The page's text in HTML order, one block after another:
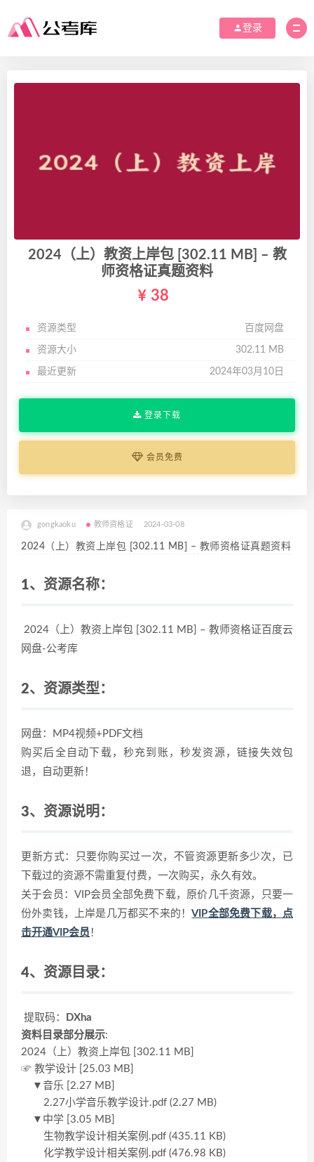
登录
2024（上）教资上岸包 [302.11 MB] – 教
师资格证真题资料
38
资源类型 百度网盘
资源大小 302.11 MB
最近更新 2024年03月10日
登录下载
会员免费
gongkaoku 教师资格证 2024-03-08
2024（上）教资上岸包 [302.11 MB] – 教师资格证真题资料
1、资源名称：
2024（上）教资上岸包 [302.11 MB] – 教师资格证百度云
网盘-公考库
2、资源类型：
网盘：MP4视频+PDF文档
购买后全自动下载，秒充到账，秒发资源，链接失效包
退，自动更新！
3、资源说明：
更新方式：只要你购买过一次，不管资源更新多少次，已
下载过的资源不需重复付费，一次购买，永久有效。
关于会员：VIP会员全部免费下载，原价几千资源，只要一
份外卖钱，上岸是几万都买不来的！VIP全部免费下载，点
击开通VIP会员 ！
4、资源目录：
提取码：
DXha
资料目录部分展示:
2024（上）教资上岸包 [302.11 MB]
☞ 教学设计 [25.03 MB]
▼音乐 [2.27 MB]
2.27小学音乐教学设计.pdf (2.27 MB)
▼中学 [3.05 MB]
生物教学设计相关案例.pdf (435.11 KB)
化学教学设计相关案例.pdf (476.98 KB)